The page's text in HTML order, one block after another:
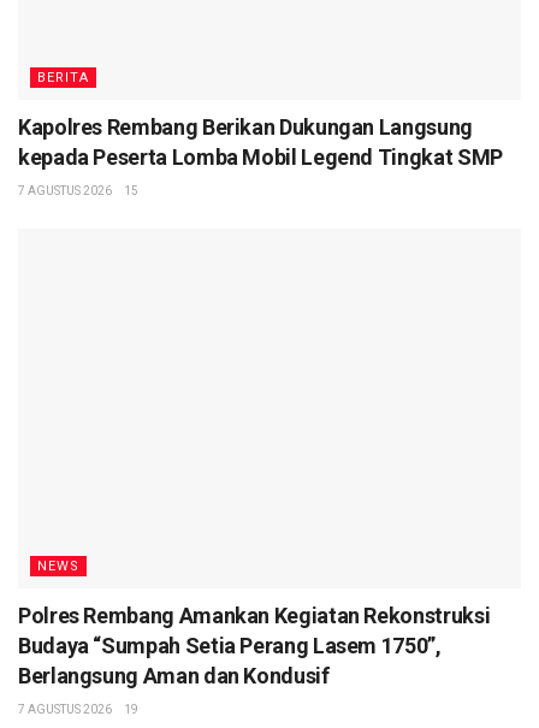
BERITA
Kapolres Rembang Berikan Dukungan Langsung
kepada Peserta Lomba Mobil Legend Tingkat SMP
7 AGUSTUS 2026 15
NEWS
Polres Rembang Amankan Kegiatan Rekonstruksi
Budaya “Sumpah Setia Perang Lasem 1750”,
Berlangsung Aman dan Kondusif
7 AGUSTUS 2026 19